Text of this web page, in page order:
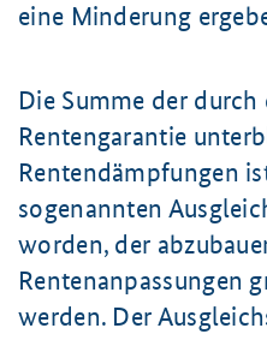
eine Minderung
Die Summe der
Rentengarantie
Rentendämpfungen
sogenannten
worden, der
Rentenanpassungen
werden. Der